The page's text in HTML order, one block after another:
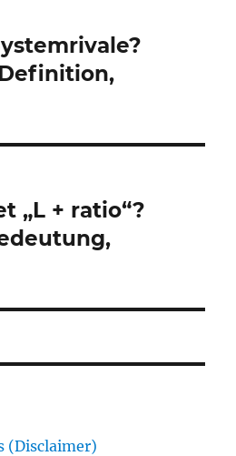
„L + ratio“?
(Disclaimer)